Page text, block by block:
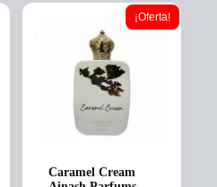
¡Oferta!
Caramel Cream